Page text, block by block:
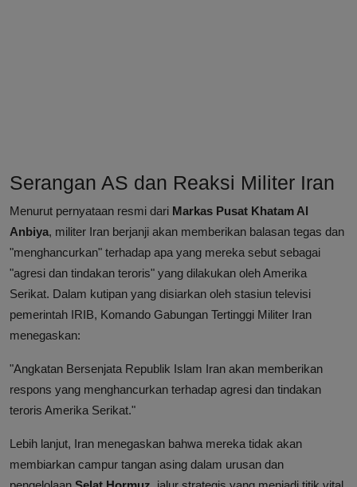
Serangan AS dan Reaksi Militer Iran
Menurut pernyataan resmi dari Markas Pusat Khatam Al
Anbiya, militer Iran berjanji akan memberikan balasan tegas dan
"menghancurkan" terhadap apa yang mereka sebut sebagai
"agresi dan tindakan teroris" yang dilakukan oleh Amerika
Serikat. Dalam kutipan yang disiarkan oleh stasiun televisi
pemerintah IRIB, Komando Gabungan Tertinggi Militer Iran
menegaskan:
"Angkatan Bersenjata Republik Islam Iran akan memberikan
respons yang menghancurkan terhadap agresi dan tindakan
teroris Amerika Serikat."
Lebih lanjut, Iran menegaskan bahwa mereka tidak akan
membiarkan campur tangan asing dalam urusan dan